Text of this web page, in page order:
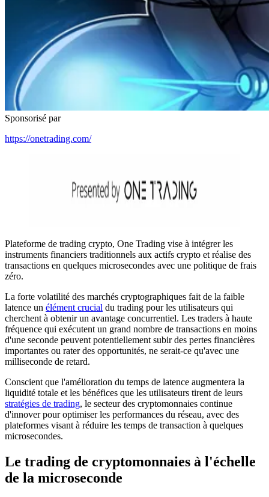
Sponsorisé par
https://onetrading.com/
Plateforme de trading crypto, One Trading vise à intégrer les
instruments financiers traditionnels aux actifs crypto et réalise des
transactions en quelques microsecondes avec une politique de frais
zéro.
La forte volatilité des marchés cryptographiques fait de la faible
latence un élément crucial du trading pour les utilisateurs qui
cherchent à obtenir un avantage concurrentiel. Les traders à haute
fréquence qui exécutent un grand nombre de transactions en moins
d'une seconde peuvent potentiellement subir des pertes financières
importantes ou rater des opportunités, ne serait-ce qu'avec une
milliseconde de retard.
Conscient que l'amélioration du temps de latence augmentera la
liquidité totale et les bénéfices que les utilisateurs tirent de leurs
stratégies de trading, le secteur des cryptomonnaies continue
d'innover pour optimiser les performances du réseau, avec des
plateformes visant à réduire les temps de transaction à quelques
microsecondes.
Le trading de cryptomonnaies à l'échelle
de la microseconde